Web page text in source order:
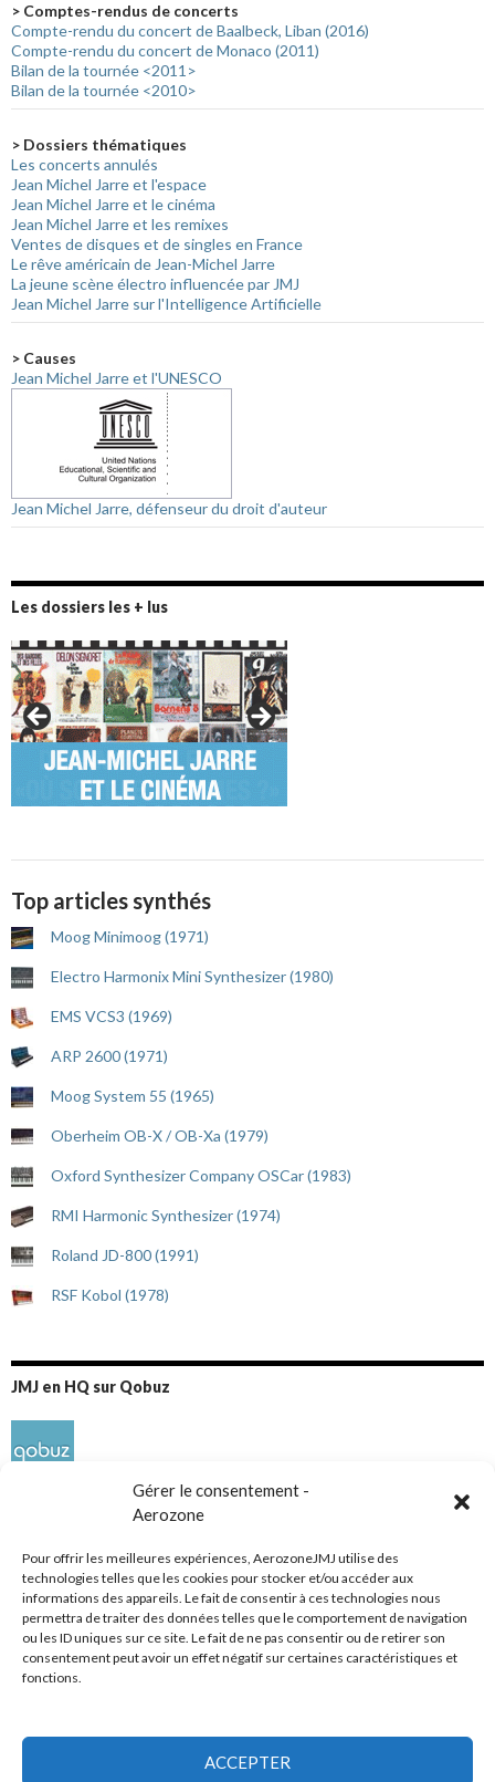
Gérer le consentement -
Aerozone
Pour offrir les meilleures expériences, AerozoneJMJ utilise des
technologies telles que les cookies pour stocker et/ou accéder aux
informations des appareils. Le fait de consentir à ces technologies nous
permettra de traiter des données telles que le comportement de navigation
ou les ID uniques sur ce site. Le fait de ne pas consentir ou de retirer son
consentement peut avoir un effet négatif sur certaines caractéristiques et
fonctions.
ACCEPTER
> Comptes-rendus de concerts
Compte-rendu du concert de Baalbeck, Liban (2016)
Compte-rendu du concert de Monaco (2011)
Bilan de la tournée <2011>
Bilan de la tournée <2010>
> Dossiers thématiques
Les concerts annulés
Jean Michel Jarre et l'espace
Jean Michel Jarre et le cinéma
Jean Michel Jarre et les remixes
Ventes de disques et de singles en France
Le rêve américain de Jean-Michel Jarre
La jeune scène électro influencée par JMJ
Jean Michel Jarre sur l'Intelligence Artificielle
> Causes
Jean Michel Jarre et l'UNESCO
Jean Michel Jarre, défenseur du droit d'auteur
Les dossiers les + lus
Top articles synthés
Moog Minimoog (1971)
Electro Harmonix Mini Synthesizer (1980)
EMS VCS3 (1969)
ARP 2600 (1971)
Moog System 55 (1965)
Oberheim OB-X / OB-Xa (1979)
Oxford Synthesizer Company OSCar (1983)
RMI Harmonic Synthesizer (1974)
Roland JD-800 (1991)
RSF Kobol (1978)
JMJ en HQ sur Qobuz
Réseaux sociaux